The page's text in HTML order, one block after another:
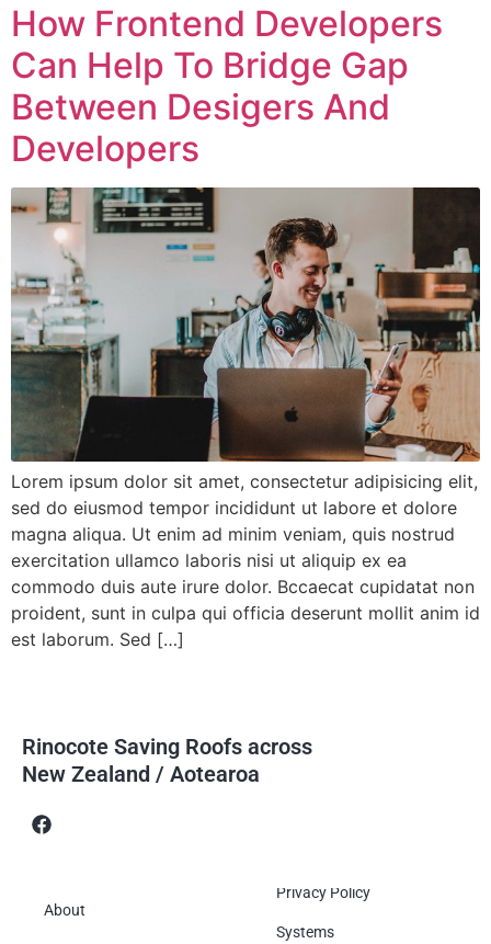
How Frontend Developers
Can Help To Bridge Gap
Between Desigers And
Developers
Lorem ipsum dolor sit amet, consectetur adipisicing elit,
sed do eiusmod tempor incididunt ut labore et dolore
magna aliqua. Ut enim ad minim veniam, quis nostrud
exercitation ullamco laboris nisi ut aliquip ex ea
commodo duis aute irure dolor. Bccaecat cupidatat non
proident, sunt in culpa qui officia deserunt mollit anim id
est laborum. Sed […]
Rinocote Saving Roofs across
New Zealand / Aotearoa
About
Privacy Policy
Systems